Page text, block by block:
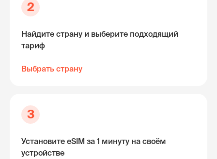
2
Найдите страну и выберите подходящий
тариф
Выбрать страну
3
Установите eSIM за 1 минуту на своём
устройстве